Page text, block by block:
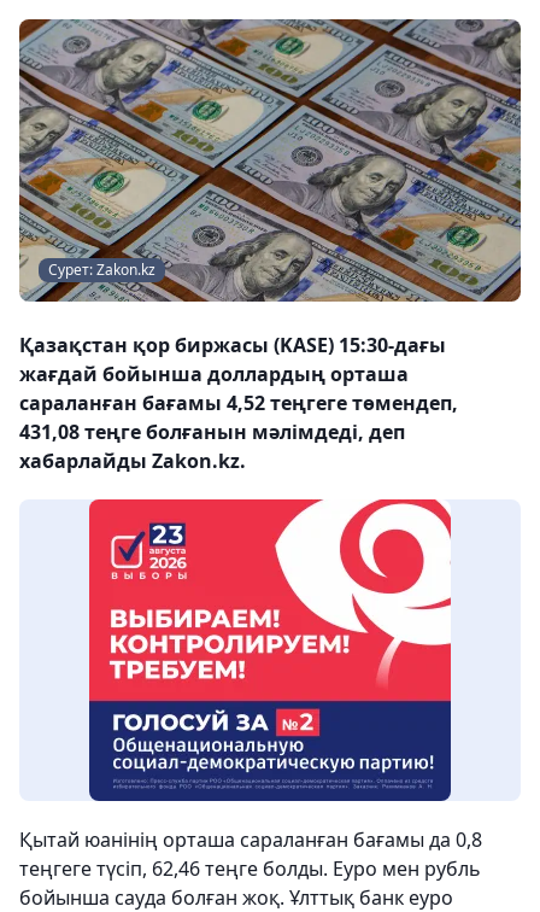
Сурет: Zakon.kz
Қазақстан қор биржасы (KASE) 15:30-дағы
жағдай бойынша доллардың орташа
сараланған бағамы 4,52 теңгеге төмендеп,
431,08 теңге болғанын мәлімдеді, деп
хабарлайды Zakon.kz.
Қытай юанінің орташа сараланған бағамы да 0,8
теңгеге түсіп, 62,46 теңге болды. Еуро мен рубль
бойынша сауда болған жоқ. Ұлттық банк еуро